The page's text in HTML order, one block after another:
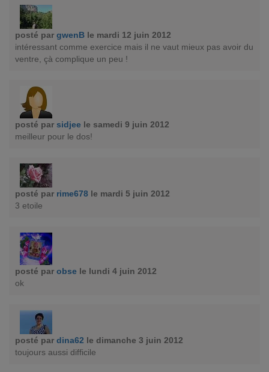
posté par gwenB le mardi 12 juin 2012
intéressant comme exercice mais il ne vaut mieux pas avoir du
ventre, çà complique un peu !
posté par sidjee le samedi 9 juin 2012
meilleur pour le dos!
posté par rime678 le mardi 5 juin 2012
3 etoile
posté par obse le lundi 4 juin 2012
ok
posté par dina62 le dimanche 3 juin 2012
toujours aussi difficile